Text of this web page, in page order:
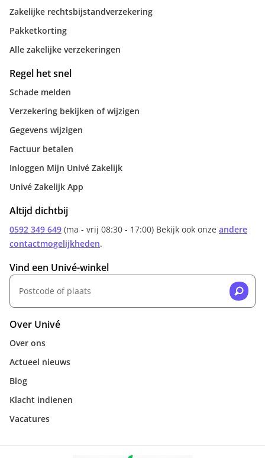
Zakelijke rechtsbijstandverzekering
Pakketkorting
Alle zakelijke verzekeringen
Regel het snel
Schade melden
Verzekering bekijken of wijzigen
Gegevens wijzigen
Factuur betalen
Inloggen Mijn Univé Zakelijk
Univé Zakelijk App
Altijd dichtbij
0592 349 649 (ma - vrij 08:30 - 17:00) Bekijk ook onze andere
contactmogelijkheden.
Vind een Univé-winkel
Over Univé
Over ons
Actueel nieuws
Blog
Klacht indienen
Vacatures